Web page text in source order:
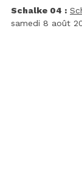
Schalke 04 :
samedi 8 août